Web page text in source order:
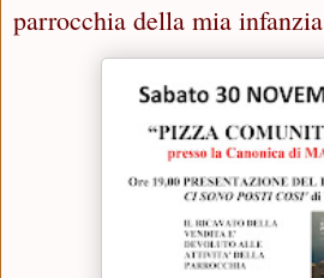
parrocchia della mia infanzia